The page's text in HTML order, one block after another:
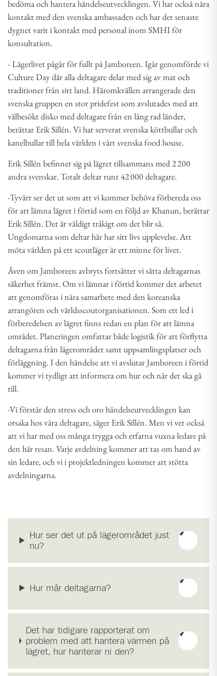
bedöma och hantera händelseutvecklingen. Vi har också nära
kontakt med den svenska ambassaden och har det senaste
dygnet varit i kontakt med personal inom SMHI för
konsultation.
- Lägerlivet pågår för fullt på Jamboreen. Igår genomförde vi
Culture Day där alla deltagare delar med sig av mat och
traditioner från sitt land. Häromkvällen arrangerade den
svenska gruppen en stor pridefest som avslutades med att
välbesökt disko med deltagare från en lång rad länder,
berättar Erik Sillén. Vi har serverat svenska köttbullar och
kanelbullar till hela världen i vårt svenska food house.
Erik Sillén befinner sig på lägret tillsammans med 2 200
andra svenskar. Totalt deltar runt 42 000 deltagare.
-Tyvärr ser det ut som att vi kommer behöva förbereda oss
för att lämna lägret i förtid som en följd av Khanun, berättar
Erik Sillén. Det är väldigt tråkigt om det blir så.
Ungdomarna som deltar här har sitt livs upplevelse. Att
möta världen på ett scoutläger är ett minne för livet.
Även om Jamboreen avbryts fortsätter vi sätta deltagarnas
säkerhet främst. Om vi lämnar i förtid kommer det arbetet
att genomföras i nära samarbete med den koreanska
arrangören och världsscoutorganisationen. Som ett led i
förberedelsen av lägret finns redan en plan för att lämna
området. Planeringen omfattar både logistik för att förflytta
deltagarna från lägerområdet samt uppsamlingsplatser och
förläggning. I den händelse att vi avslutar Jamboreen i förtid
kommer vi tydligt att informera om hur och när det ska gå
till.
-Vi förstår den stress och oro händelseutvecklingen kan
orsaka hos våra deltagare, säger Erik Sillén. Men vi vet också
att vi har med oss många trygga och erfarna vuxna ledare på
den här resan. Varje avdelning kommer att tas om hand av
sin ledare, och vi i projektledningen kommer att stötta
avdelningarna.
Hur ser det ut på lägerområdet just
nu?
Hur mår deltagarna?
Det har tidigare rapporterat om
problem med att hantera värmen på
lägret, hur hanterar ni den?